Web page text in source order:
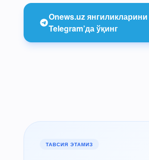
Onews.uz янгиликларини
Telegram’да ўқинг
ТАВСИЯ ЭТАМИЗ